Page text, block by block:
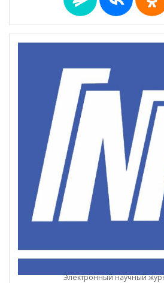
Электронный научный